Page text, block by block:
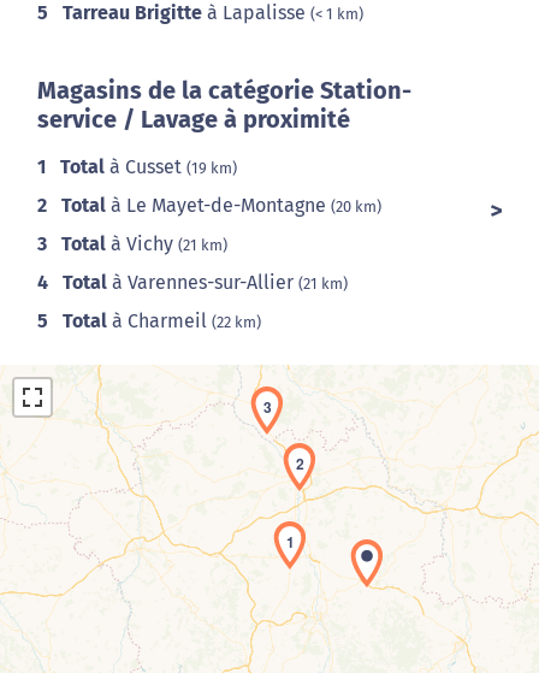
5 Tarreau Brigitte à Lapalisse (< 1 km)
Magasins de la catégorie Station-
service / Lavage à proximité
1 Total à Cusset (19 km)
2 Total à Le Mayet-de-Montagne (20 km)
3 Total à Vichy (21 km)
4 Total à Varennes-sur-Allier (21 km)
5 Total à Charmeil (22 km)
Chargement de la carte en cours...
1
2
3